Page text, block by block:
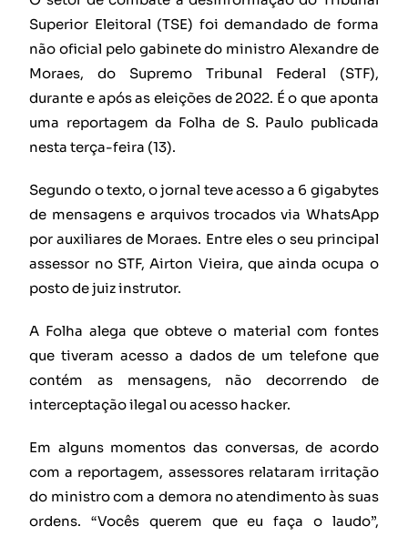
Superior Eleitoral (TSE) foi demandado de forma
não oficial pelo gabinete do ministro Alexandre de
Moraes, do Supremo Tribunal Federal (STF),
durante e após as eleições de 2022. É o que aponta
uma reportagem da Folha de S. Paulo publicada
nesta terça-feira (13).
Segundo o texto, o jornal teve acesso a 6 gigabytes
de mensagens e arquivos trocados via WhatsApp
por auxiliares de Moraes. Entre eles o seu principal
assessor no STF, Airton Vieira, que ainda ocupa o
posto de juiz instrutor.
A Folha alega que obteve o material com fontes
que tiveram acesso a dados de um telefone que
contém as mensagens, não decorrendo de
interceptação ilegal ou acesso hacker.
Em alguns momentos das conversas, de acordo
com a reportagem, assessores relataram irritação
do ministro com a demora no atendimento às suas
ordens. “Vocês querem que eu faça o laudo”,